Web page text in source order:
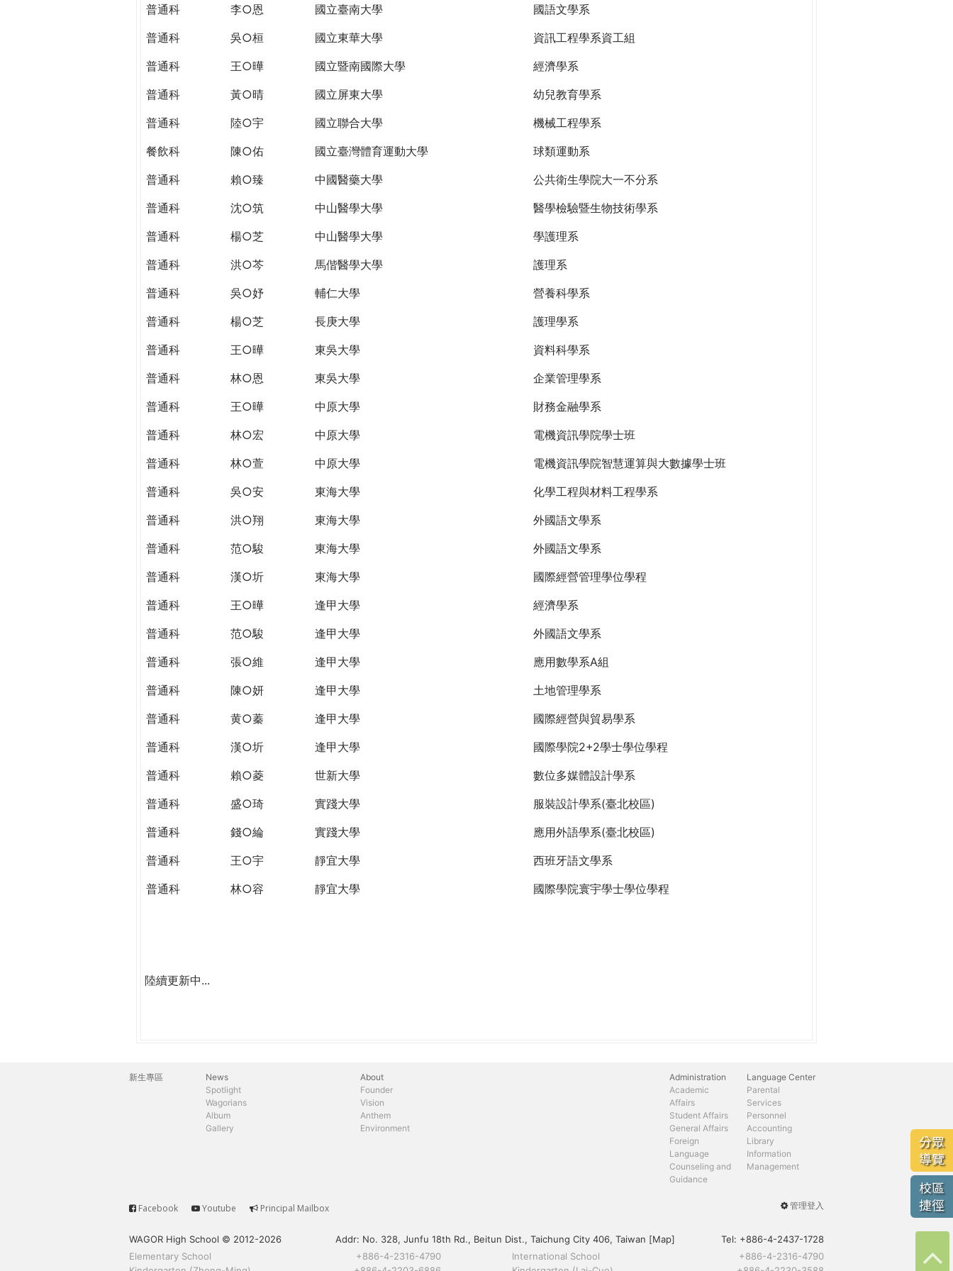
普通科 李○恩 國立臺南大學
國語文學系
普通科
吳○桓 國立東華大學
資訊工程學系資工組
普通科
王○曄 國立暨南國際大學
經濟學系
普通科
黃○晴 國立屏東大學
幼兒教育學系
普通科
陸○宇 國立聯合大學
機械工程學系
餐飲科
陳○佑 國立臺灣體育運動大學
球類運動系
普通科
賴○臻 中國醫藥大學
公共衛生學院大一不分系
普通科
沈○筑 中山醫學大學
醫學檢驗暨生物技術學系
普通科
楊○芝 中山醫學大學
學護理系
普通科
洪○芩 馬偕醫學大學
護理系
普通科
吳○妤 輔仁大學
營養科學系
普通科
楊○芝 長庚大學
護理學系
普通科
王○曄 東吳大學
資料科學系
普通科
林○恩 東吳大學
企業管理學系
普通科
王○曄 中原大學
財務金融學系
普通科
林○宏 中原大學
電機資訊學院學士班
普通科
林○萱 中原大學
電機資訊學院智慧運算與大數據學士班
普通科
吳○安 東海大學
化學工程與材料工程學系
普通科
洪○翔 東海大學
外國語文學系
普通科
范○駿 東海大學
外國語文學系
普通科
漢○圻 東海大學
國際經營管理學位學程
普通科
王○曄 逢甲大學
經濟學系
普通科
范○駿 逢甲大學
外國語文學系
普通科
張○維 逢甲大學
應用數學系A組
普通科
陳○妍 逢甲大學
土地管理學系
普通科
黄○蓁 逢甲大學
國際經營與貿易學系
普通科
漢○圻 逢甲大學
國際學院2+2學士學位學程
普通科
賴○菱 世新大學
數位多媒體設計學系
普通科
盛○琦 實踐大學
服裝設計學系(臺北校區)
普通科
錢○綸 實踐大學
應用外語學系(臺北校區)
普通科
王○宇 靜宜大學
西班牙語文學系
普通科
林○容 靜宜大學 國際學院寰宇學士學位學程
陸續更新中...
分眾
導覽
校區
捷徑
主
新生專區
News
Spotlight
Wagorians
Album
Gallery
About
Founder
Vision
Anthem
Environment
Administration
Academic
Affairs
Student Affairs
General Affairs
Foreign
Language
Counseling and
Guidance
Parental
Services
Personnel
Accounting
Library
Information
Management
Language Center
User
menu
管理登入
Service
Facebook Youtube Principal Mailbox
WAGOR High School © 2012-2026 Addr: No. 328, Junfu 18th Rd., Beitun Dist., Taichung City 406, Taiwan [Map] Tel: +886-4-2437-1728
Elementary School
+886-4-2316-4790 International School
+886-4-2316-4790